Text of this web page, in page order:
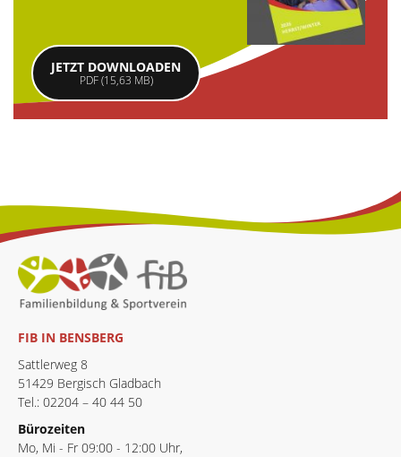
JETZT DOWNLOADEN
PDF (15,63 MB)
FIB IN BENSBERG
Sattlerweg 8
51429 Bergisch Gladbach
Tel.: 02204 – 40 44 50
Bürozeiten
Mo, Mi - Fr 09:00 - 12:00 Uhr,